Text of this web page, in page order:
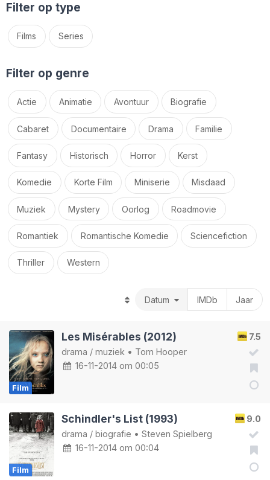
Filter op type
Films Series
Filter op genre
Actie Animatie Avontuur Biografie
Cabaret Documentaire Drama Familie
Fantasy Historisch Horror Kerst
Komedie Korte Film Miniserie Misdaad
Muziek Mystery Oorlog Roadmovie
Romantiek Romantische Komedie Sciencefiction
Thriller Western
Datum IMDb Jaar
Film
7.5
Les Misérables (2012)
drama / muziek • Tom Hooper
16-11-2014 om 00:05
Film
9.0
Schindler's List (1993)
drama / biografie • Steven Spielberg
16-11-2014 om 00:04